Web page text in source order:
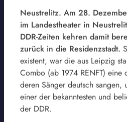
Neustrelitz. Am 28.
im Landestheater in
DDR-Zeiten kehren damit
zurück in die Residenzstadt.
existent, war die aus Leipzig
Combo (ab 1974 RENFT) eine
deren Sänger deutsch sangen,
einer der bekanntesten und
der DDR.